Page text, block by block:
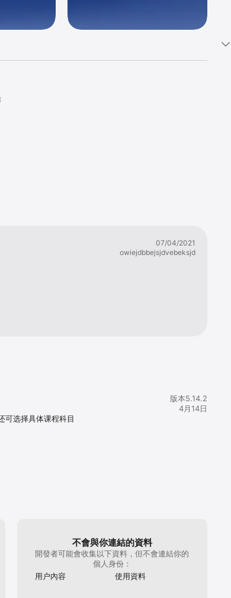
07/04/2021
owiejdbbejsjdvebeksjd
可选择具体课程科目
版本5.14.2
4月14日
不會與你連結的資料
開發者可能會收集以下資料，但不會連結你的
個人身份：
用户內容
使用資料